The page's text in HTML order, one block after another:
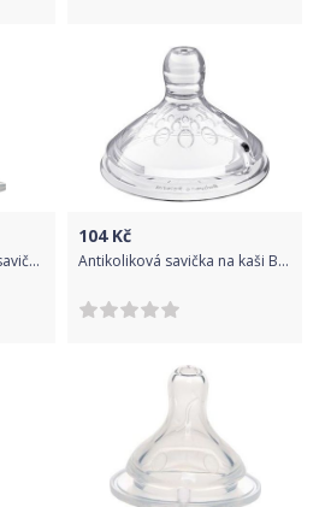
Twistshake antikoliková savička SMALL 0+
104Kč
Antikoliková savička na kaši Baby Ono Natural - 6m+